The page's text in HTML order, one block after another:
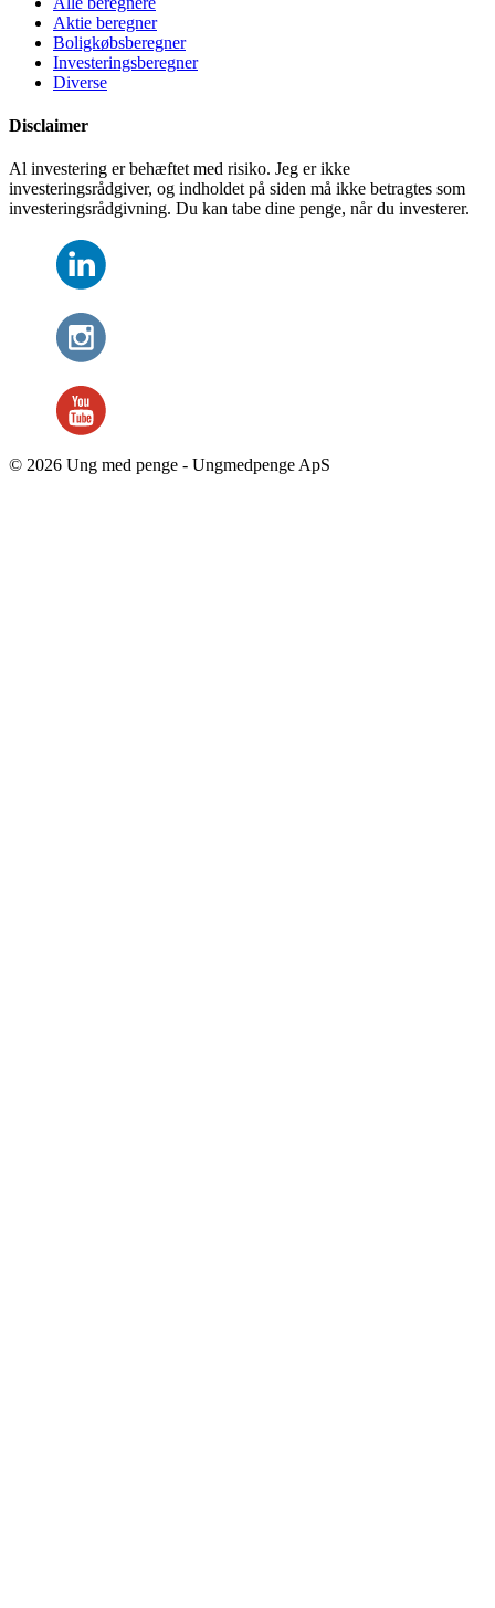
Aktie beregner
Boligkøbsberegner
Investeringsberegner
Diverse
Disclaimer
Al investering er behæftet med risiko. Jeg er ikke
investeringsrådgiver, og indholdet på siden må ikke betragtes som
investeringsrådgivning. Du kan tabe dine penge, når du investerer.
© 2026 Ung med penge - Ungmedpenge ApS